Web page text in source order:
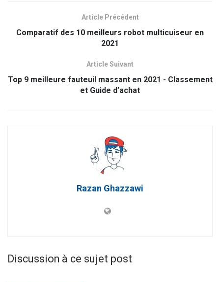
Article Précédent
Comparatif des 10 meilleurs robot multicuiseur en
2021
Article Suivant
Top 9 meilleure fauteuil massant en 2021 - Classement
et Guide d’achat
Razan Ghazzawi
Discussion à ce sujet post